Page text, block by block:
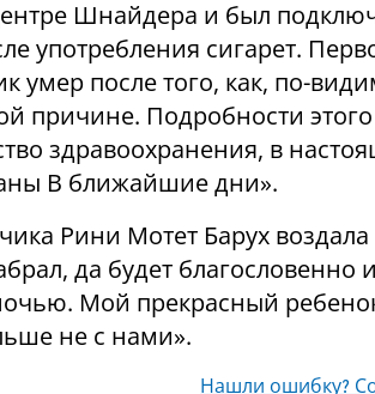
Шнайдера и был
употребления сигарет.
умер после того, как, по-
причине. Подробности
здравоохранения, в
В ближайшие дни».
Рини Мотет Барух
да будет
Мой прекрасный
не с нами».
Нашли ошибку?